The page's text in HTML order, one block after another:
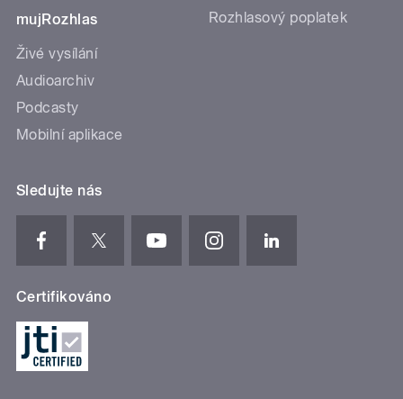
mujRozhlas
Živé vysílání
Audioarchiv
Podcasty
Mobilní aplikace
Rozhlasový poplatek
Sledujte nás
Certifikováno